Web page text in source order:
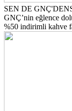
SEN DE
GNÇ’nin eğlence
%50 indirimli kahve